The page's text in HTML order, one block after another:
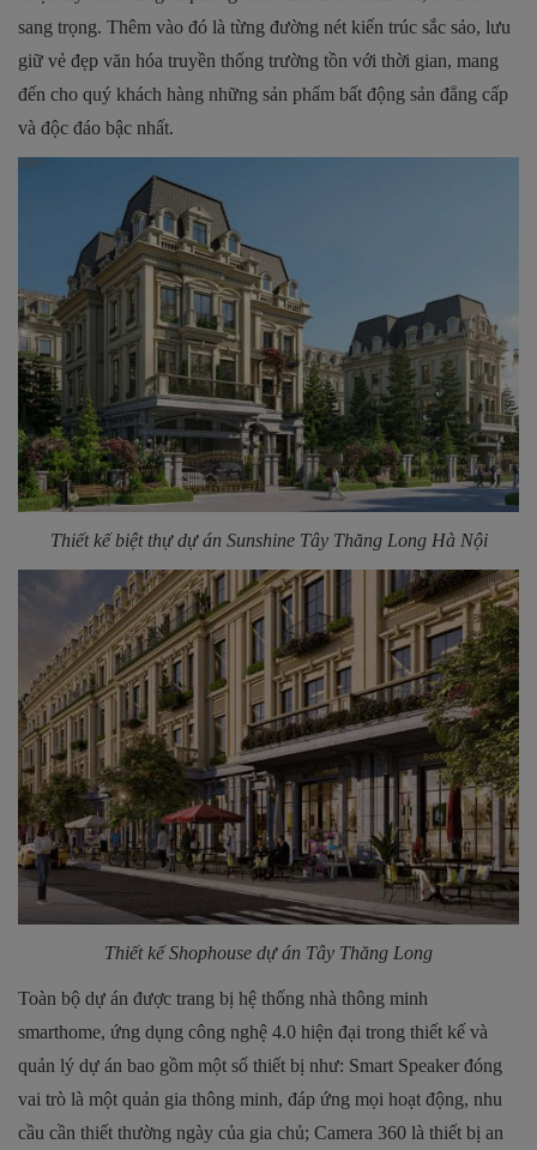
sang trọng. Thêm vào đó là từng đường nét kiến trúc sắc sảo, lưu
giữ vẻ đẹp văn hóa truyền thống trường tồn với thời gian, mang
đến cho quý khách hàng những sản phẩm bất động sản đẳng cấp
và độc đáo bậc nhất.
Thiết kế biệt thự dự án Sunshine Tây Thăng Long Hà Nội
Thiết kế Shophouse dự án Tây Thăng Long
Toàn bộ dự án được trang bị hệ thống nhà thông minh
smarthome, ứng dụng công nghệ 4.0 hiện đại trong thiết kế và
quản lý dự án bao gồm một số thiết bị như: Smart Speaker đóng
vai trò là một quản gia thông minh, đáp ứng mọi hoạt động, nhu
cầu cần thiết thường ngày của gia chủ; Camera 360 là thiết bị an